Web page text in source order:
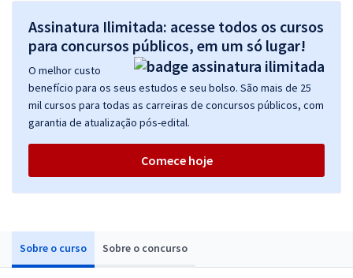
Sobre o curso Sobre o concurso
Assinatura Ilimitada: acesse todos os cursos
para concursos públicos, em um só lugar!
O melhor custo
benefício para os seus estudos e seu bolso. São mais de 25
mil cursos para todas as carreiras de concursos públicos, com
garantia de atualização pós-edital.
Comece hoje